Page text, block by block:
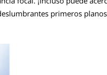
primeros